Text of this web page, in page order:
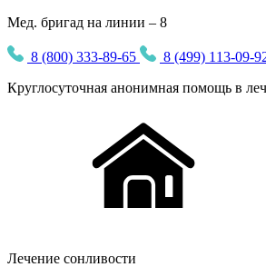
Мед. бригад на линии – 8
8 (800) 333-89-65
8 (499) 113-09-
Круглосуточная анонимная помощь в
Лечение сонливости